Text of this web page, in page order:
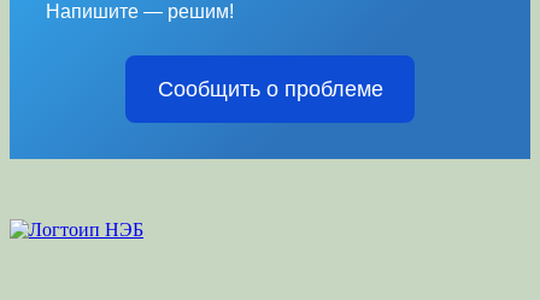
Напишите — решим!
Сообщить о проблеме